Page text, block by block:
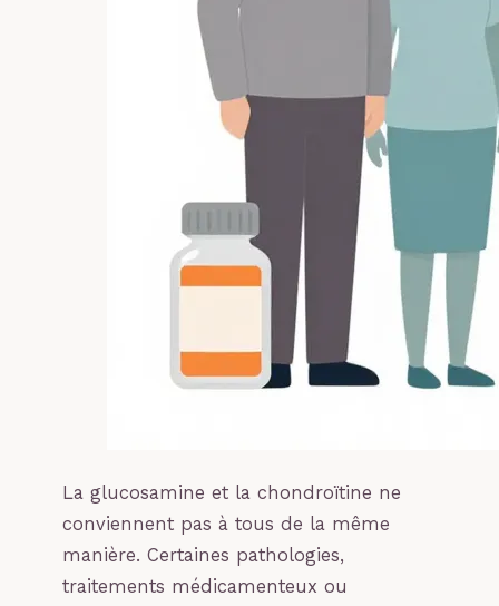
La glucosamine et la chondroïtine ne
conviennent pas à tous de la même
manière. Certaines pathologies,
traitements médicamenteux ou